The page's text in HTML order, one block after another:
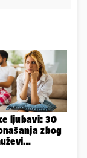
ljubavi: 30
zbog